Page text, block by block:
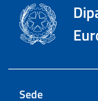
Sede